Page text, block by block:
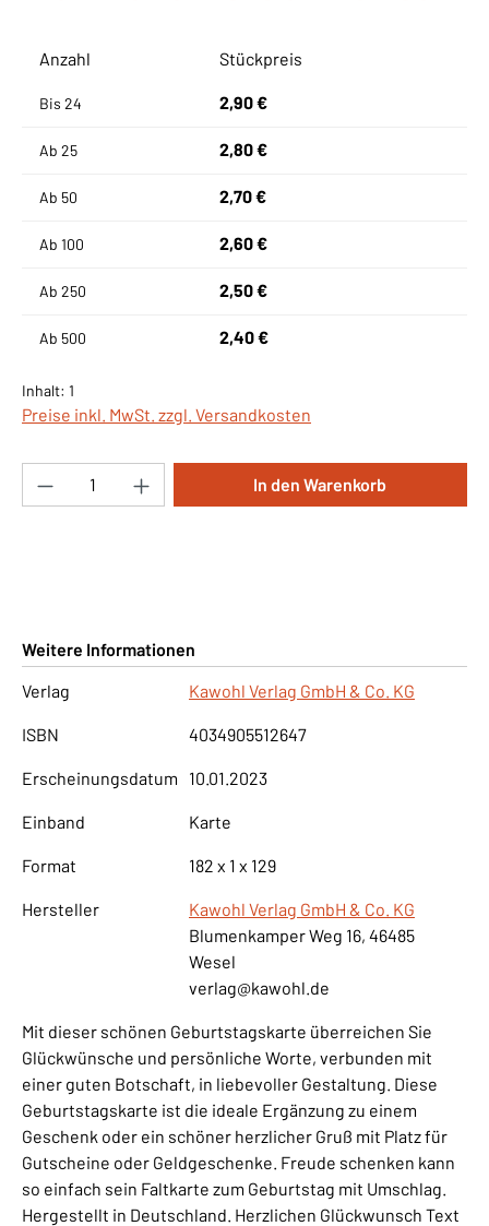
Anzahl Stückpreis
Bis 24 2,90 €
Ab 25 2,80 €
Ab 50 2,70 €
Ab 100 2,60 €
Ab 250 2,50 €
Ab 500 2,40 €
Inhalt: 1
Preise inkl. MwSt. zzgl. Versandkosten
Produkt Anzahl: Gib den gewünschten
In den Warenkorb
Weitere Informationen
Verlag
Kawohl Verlag GmbH & Co. KG
ISBN 4034905512647
Erscheinungsdatum 10.01.2023
Einband Karte
Format 182 x 1 x 129
Hersteller
Kawohl Verlag GmbH & Co. KG
Blumenkamper Weg 16, 46485
Wesel
verlag@kawohl.de
Mit dieser schönen Geburtstagskarte überreichen Sie
Glückwünsche und persönliche Worte, verbunden mit
einer guten Botschaft, in liebevoller Gestaltung. Diese
Geburtstagskarte ist die ideale Ergänzung zu einem
Geschenk oder ein schöner herzlicher Gruß mit Platz für
Gutscheine oder Geldgeschenke. Freude schenken kann
so einfach sein Faltkarte zum Geburtstag mit Umschlag.
Hergestellt in Deutschland. Herzlichen Glückwunsch Text